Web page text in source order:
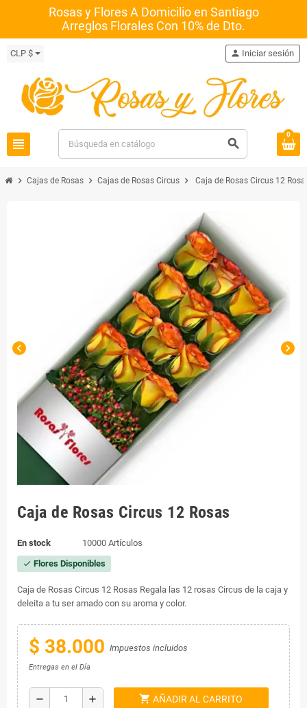
Rosas y Flores A Domicilio en Santiago
Arreglos Florales Con 10% de Dto.
CLP $
view_headline search
person Iniciar sesión
0
chevron_right Cajas de Rosas chevron_right Cajas de Rosas Circus chevron_right Caja de Rosas Circus 12
chevron_left chevron_right
Caja de Rosas Circus 12 Rosas
En stock 10000 Artículos
check Flores Disponibles
Caja de Rosas Circus 12 Rosas Regala las 12 rosas Circus de la caja y
deleita a tu ser amado con su aroma y color.
$ 38.000 Impuestos incluidos
Entregas en el Día
remove add shopping_cart AÑADIR AL CARRITO